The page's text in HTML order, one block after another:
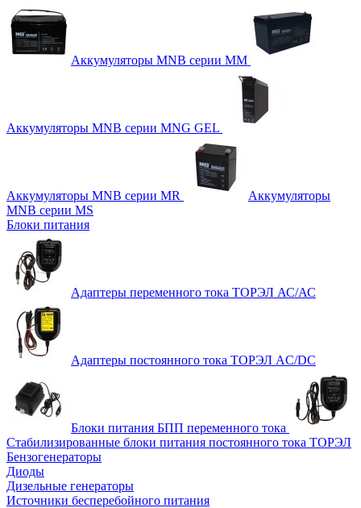
Аккумуляторы MNB серии MM
Аккумуляторы MNB серии MNG GEL
Аккумуляторы MNB серии MR
Аккумуляторы
MNB серии MS
Блоки питания
Адаптеры переменного тока ТОРЭЛ АС/АС
Адаптеры постоянного тока ТОРЭЛ AC/DC
Блоки питания БПП переменного тока
Стабилизированные блоки питания постоянного тока ТОРЭЛ
Бензогенераторы
Диоды
Дизельные генераторы
Источники бесперебойного питания